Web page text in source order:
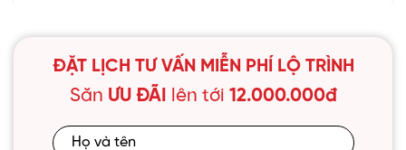
ĐẶT LỊCH TƯ VẤN MIỄN PHÍ LỘ TRÌNH
Săn ƯU ĐÃI lên tới 12.000.000đ